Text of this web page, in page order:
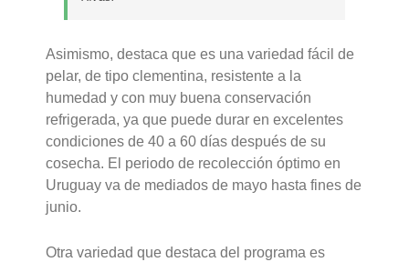
Asimismo, destaca que es una variedad fácil de
pelar, de tipo clementina, resistente a la
humedad y con muy buena conservación
refrigerada, ya que puede durar en excelentes
condiciones de 40 a 60 días después de su
cosecha. El periodo de recolección óptimo en
Uruguay va de mediados de mayo hasta fines de
junio.
Otra variedad que destaca del programa es